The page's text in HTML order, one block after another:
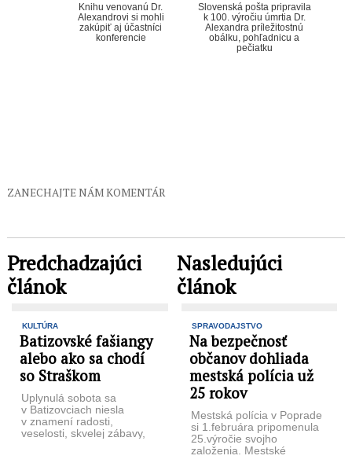
Knihu venovanú Dr.
Alexandrovi si mohli
zakúpiť aj účastníci
konferencie
Slovenská pošta pripravila
k 100. výročiu úmrtia Dr.
Alexandra príležitostnú
obálku, pohľadnicu a
pečiatku
ZANECHAJTE NÁM KOMENTÁR
Predchadzajúci
článok
KULTÚRA
Batizovské fašiangy
alebo ako sa chodí
so Straškom
Uplynulá sobota sa
v Batizovciach niesla
v znamení radosti,
veselosti, skvelej zábavy,
Nasledujúci
článok
SPRAVODAJSTVO
Na bezpečnosť
občanov dohliada
mestská polícia už
25 rokov
Mestská polícia v Poprade
si 1.februára pripomenula
25.výročie svojho
založenia. Mestské